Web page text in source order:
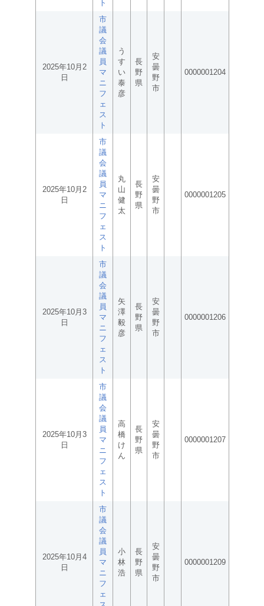
ト
2025年10月2
日
市
議
会
議
員
マ
ニ
フ
ェ
ス
ト
う
す
い
泰
彦
長
野
県
安
曇
野
市
0000001204
2025年10月2
日
市
議
会
議
員
マ
ニ
フ
ェ
ス
ト
丸
山
健
太
長
野
県
安
曇
野
市
0000001205
2025年10月3
日
市
議
会
議
員
マ
ニ
フ
ェ
ス
ト
矢
澤
毅
彦
長
野
県
安
曇
野
市
0000001206
2025年10月3
日
市
議
会
議
員
マ
ニ
フ
ェ
ス
ト
高
橋
け
ん
長
野
県
安
曇
野
市
0000001207
2025年10月4
日
市
議
会
議
員
マ
ニ
フ
ェ
小
林
浩
長
野
県
安
曇
野
市
0000001209